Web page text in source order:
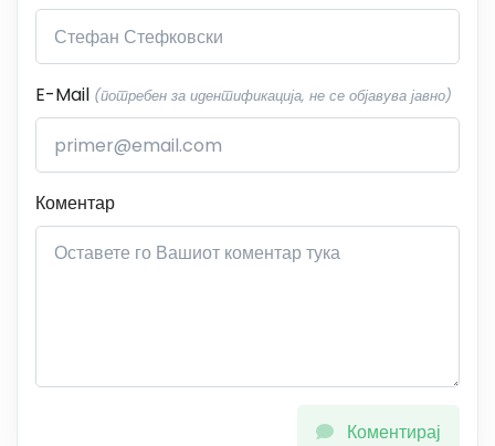
E-Mail (потребен за идентификација, не се објавува јавно)
Коментар
Коментирај